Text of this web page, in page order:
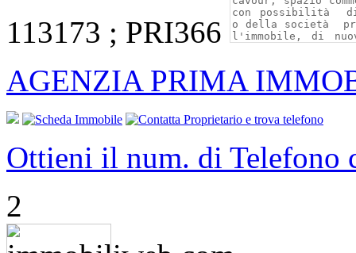
113173 ; PRI366
AGENZIA PRIMA
Ottieni il num. di Telefono
2